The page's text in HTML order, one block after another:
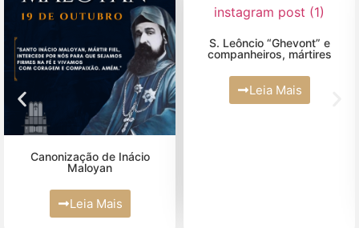
Fevereiro (2)
Junho (5)
Abril (10)
Fevereiro (2)
Janeiro (4)
Canonização de Inácio
Maloyan
Leia Mais
S. Leôncio “Ghevont” e
companheiros, mártires
Leia Mais